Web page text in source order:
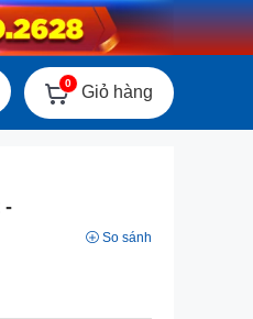
0 Giỏ hàng
-
So sánh